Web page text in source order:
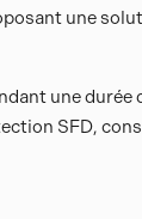
une
une durée
SFD,